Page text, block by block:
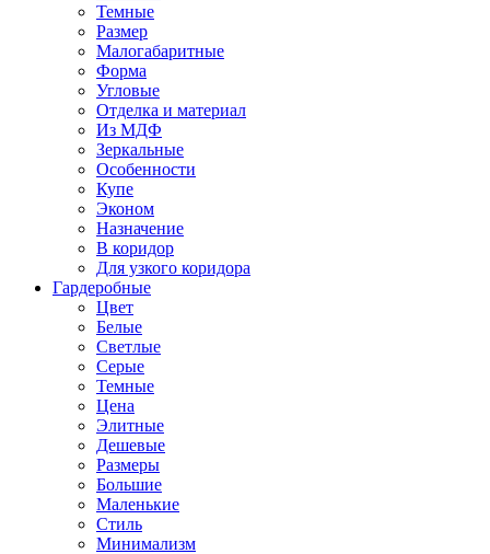
Темные
Размер
Малогабаритные
Форма
Угловые
Отделка и материал
Из МДФ
Зеркальные
Особенности
Купе
Эконом
Назначение
В коридор
Для узкого коридора
Гардеробные
Цвет
Белые
Светлые
Серые
Темные
Цена
Элитные
Дешевые
Размеры
Большие
Маленькие
Стиль
Минимализм